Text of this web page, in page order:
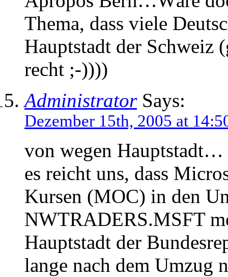
Thema, dass viele
Hauptstadt der Schweiz
recht ;-))))
AdministratorSays:
Dezember 15th, 2005 at
von wegen Hauptstadt…
es reicht uns, dass
Kursen (MOC) in den
NWTRADERS.MSFT
Hauptstadt der
lange nach dem Umzug